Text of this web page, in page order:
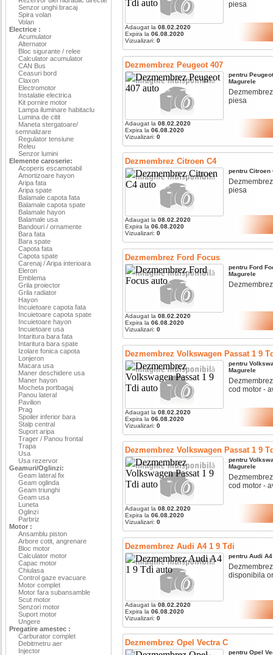
Senzor unghi bracaj
Spira volan
Volan
Electrice :
Acumulator
Alternator
Bloc sigurante / relee
Calculator acumulator
CAN Bus
Ceasuri bord
Claxon
Electromotor
Instalatie electrica
Kit pornire motor
Lampa iluminare habitaclu
Lumina de citit
Maneta stergatoare/
semnalizare
Regulator tensiune
Releu
Senzor lumini
Elemente caroserie:
Acoperis escamotabil
Amortizoare hayon
Aripa fata
Aripa spate
Balamale capota fata
Balamale capota spate
Balamale hayon
Balamale usa
Bandouri / ornamente
Bara fata
Bara spate
Capota fata
Capota spate
Carenaj / Aripa interioara
Eleron
Emblema
Grila proiector
Grila radiator
Hayon
Incuietoare capota fata
Incuietoare capota spate
Incuietoare hayon
Incuietoare usa
Intaritura bara fata
Intaritura bara spate
Izolare fonica capota
Lonjeron
Macara usa
Maner deschidere usa
Maner hayon
Mocheta portbagaj
Panou lateral
Pavilion
Prag
Spoiler inferior bara
Stalp central
Suport aripa
Trager / Panou frontal
Trapa
Usa
Usa rezervor
Geamuri/Oglinzi:
Geam lateral fix
Geam oglinda
Geam triunghi
Geam usa
Luneta
Oglinzi
Parbriz
Motor :
Ansamblu piston
Arbore cotit, angrenare
Bloc motor
Calculator motor
Capac motor
Chiulasa
Control gaze evacuare
Motor complet
Motor fara subansamble
Scut motor
Senzori motor
Suport motor
Ungere
Pregatire amestec :
Carburator complet
Debitmetru aer
Injector
Adaugat la 08.02.2020
Expira la 06.08.2020
Vizualizari: 0
piesa
Dezmembrez Peugeot 407
Adaugat la 08.02.2020
Expira la 06.08.2020
Vizualizari: 0
pentru Peugeot
Magurele
piesa
Dezmembrez Citroen C4
Adaugat la 08.02.2020
Expira la 06.08.2020
Vizualizari: 0
pentru Citroen
piesa
Dezmembrez Ford Focus
Adaugat la 08.02.2020
Expira la 06.08.2020
Vizualizari: 0
pentru Ford
Magurele
Dezmembrez Volkswagen Passat 1 9
Adaugat la 08.02.2020
Expira la 06.08.2020
Vizualizari: 0
pentru
Magurele
cod motor -
Dezmembrez Volkswagen Passat 1 9
Adaugat la 08.02.2020
Expira la 06.08.2020
Vizualizari: 0
pentru
Magurele
cod motor -
Dezmembrez Audi A4 1 9 Tdi
Adaugat la 08.02.2020
Expira la 06.08.2020
Vizualizari: 0
pentru Audi A4
disponibila
Dezmembrez Opel Vectra C
pentru Opel